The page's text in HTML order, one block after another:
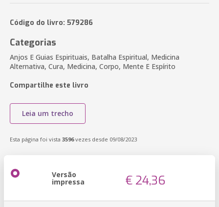
Código do livro: 579286
Categorias
Anjos E Guias Espirituais, Batalha Espiritual, Medicina
Alternativa, Cura, Medicina, Corpo, Mente E Espírito
Compartilhe este livro
Leia um trecho
Esta página foi vista 3596vezes desde 09/08/2023
Versão
impressa € 24,36